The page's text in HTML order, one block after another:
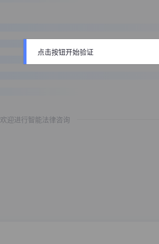
欢迎进行智能法律咨询
点击按钮开始验证